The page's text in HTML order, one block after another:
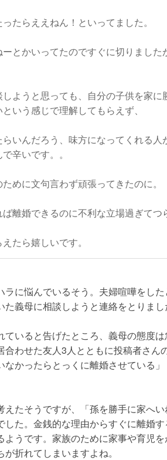
たらええねん！といってました。
とかいってたのですぐに切りました
ようと思っても、自分の子供を家に
いう感じで理解してもらえず、
いんだろう、味方になってくれる人
辛いです。。
めに文句言わず頑張ってきたのに。
離婚できるのに不利な立場過ぎてつ
たら嬉しいです。
に悩んでいるそう。夫婦喧嘩をした
義母に相談しようと連絡をとりまし
ていると告げたところ、義母の態度
合わせた友人3人とともに投稿者さん
かったらとっくに離婚させている」
えたそうですが、「孫を勝手に家へ
した。金銭的な理由からすぐに離婚
ようです。家族のために家事や育児
折れてしまいますよね。